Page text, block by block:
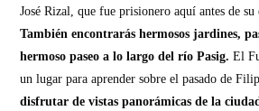
José Rizal, que fue prisionero aquí antes de
También encontrarás hermosos jardines,
hermoso paseo a lo largo del río Pasig. El
un lugar para aprender sobre el pasado de
disfrutar de vistas panorámicas de la